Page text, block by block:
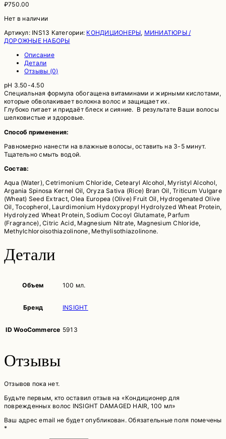
₽750.00
Нет в наличии
Артикул: INS13 Категории: КОНДИЦИОНЕРЫ, МИНИАТЮРЫ /
ДОРОЖНЫЕ НАБОРЫ
Описание
Детали
Отзывы (0)
рН 3.50-4.50
Специальная формула обогащена витаминами и жирными кислотами,
которые обволакивает волокна волос и защищает их.
Глубоко питает и придаёт блеск и сияние. В результате Ваши волосы
шелковистые и здоровые.
Способ применения:
Равномерно нанести на влажные волосы, оставить на 3-5 минут.
Тщательно смыть водой.
Состав:
Aqua (Water), Cetrimonium Chloride, Cetearyl Alcohol, Myristyl Alcohol,
Argania Spinosa Kernel Oil, Oryza Sativa (Rice) Bran Oil, Triticum Vulgare
(Wheat) Seed Extract, Olea Europea (Olive) Fruit Oil, Hydrogenated Olive
Oil, Tocopherol, Laurdimonium Hydoxypropyl Hydrolyzed Wheat Protein,
Hydrolyzed Wheat Protein, Sodium Cocoyl Glutamate, Parfum
(Fragrance), Citric Acid, Magnesium Nitrate, Magnesium Chloride,
Methylchloroisothiazolinone, Methylisothiazolinone.
Детали
Объем 100 мл.
Бренд INSIGHT
ID WooCommerce 5913
Отзывы
Отзывов пока нет.
Будьте первым, кто оставил отзыв на «Кондиционер для
поврежденных волос INSIGHT DAMAGED HAIR, 100 мл»
Ваш адрес email не будет опубликован. Обязательные поля помечены
*